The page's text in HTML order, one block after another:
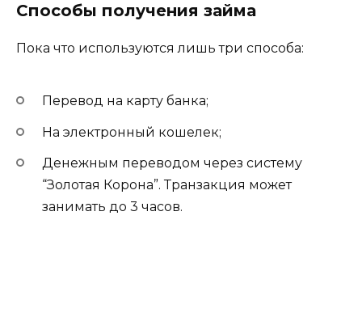
Способы получения займа
Пока что используются лишь три способа:
Перевод на карту банка;
На электронный кошелек;
Денежным переводом через систему
“Золотая Корона”. Транзакция может
занимать до 3 часов.